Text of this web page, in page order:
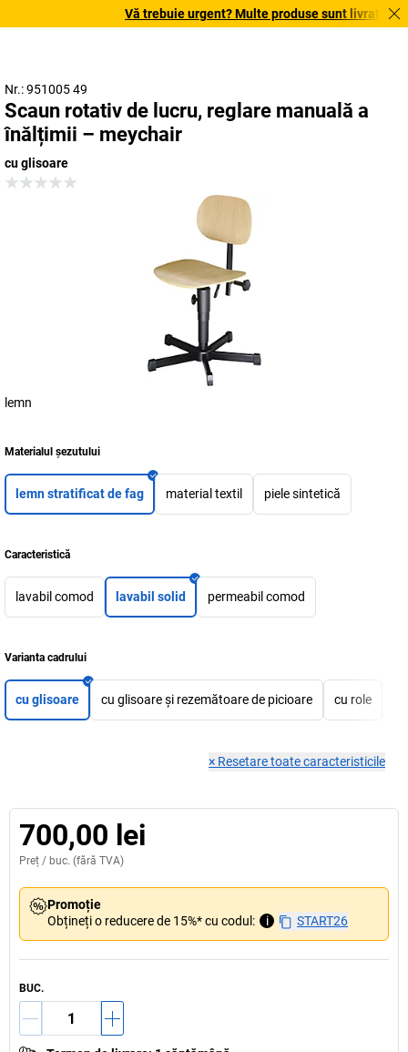
Vă trebuie urgent? Multe produse sunt livrate în
Nr.: 951005 49
Scaun rotativ de lucru, reglare manuală a
înălțimii – meychair
cu glisoare
lemn
Materialul șezutului
lemn stratificat de fag material textil piele sintetică
Caracteristică
lavabil comod lavabil solid permeabil comod
Varianta cadrului
cu glisoare cu glisoare și rezemătoare de picioare cu role
× Resetare toate caracteristicile
700,00 lei
Preț / buc. (fără TVA)
Promoție
Obțineți o reducere de 15%* cu codul:
i START26
BUC.